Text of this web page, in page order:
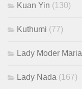
Kuan Yin (130)
Kuthumi (77)
Lady Moder Maria
Lady Nada (167)